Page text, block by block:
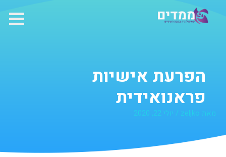
הפרעת אישיות
פראנואידית
מאת zeljko
/ יולי 22, 2020